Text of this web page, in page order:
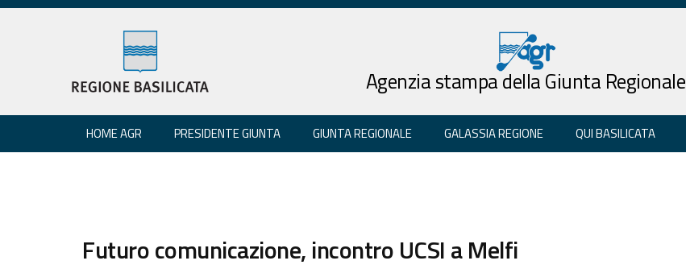
Agenzia stampa della Giunta Regionale
HOME AGR PRESIDENTE GIUNTA GIUNTA REGIONALE GALASSIA REGIONE QUI BASILICATA
Futuro comunicazione, incontro UCSI a Melfi